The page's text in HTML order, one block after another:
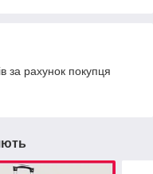
за рахунок покупця